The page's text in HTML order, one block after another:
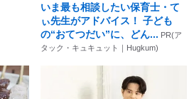
いま最も相談したい保育士・て
ぃ先生がアドバイス！ 子ども
の“おてつだい”に、どん... PR(ア
タック・キュキュット｜Hugkum)